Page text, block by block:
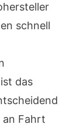
schnell
das
an Fahrt